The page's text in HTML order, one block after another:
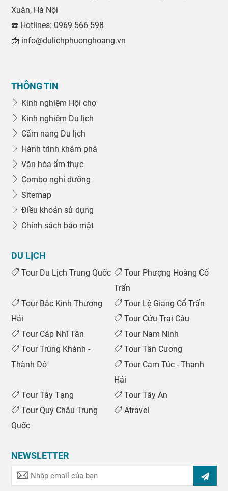
Xuân, Hà Nội
☎️ Hotlines: 0969 566 598
📩 info@dulichphuonghoang.vn
THÔNG TIN
Kinh nghiệm Hội chợ
Kinh nghiệm Du lịch
Cẩm nang Du lịch
Hành trình khám phá
Văn hóa ẩm thực
Combo nghỉ dưỡng
Sitemap
Điều khoản sử dụng
Chính sách bảo mật
DU LỊCH
Tour Du Lịch Trung Quốc
Tour Phượng Hoàng Cổ
Trấn
Tour Bắc Kinh Thượng
Hải
Tour Lệ Giang Cổ Trấn
Tour Cửu Trại Câu
Tour Cáp Nhĩ Tân
Tour Nam Ninh
Tour Trùng Khánh -
Thành Đô
Tour Tân Cương
Tour Cam Túc - Thanh
Hải
Tour Tây Tạng
Tour Tây An
Tour Quý Châu Trung
Quốc
Atravel
NEWSLETTER